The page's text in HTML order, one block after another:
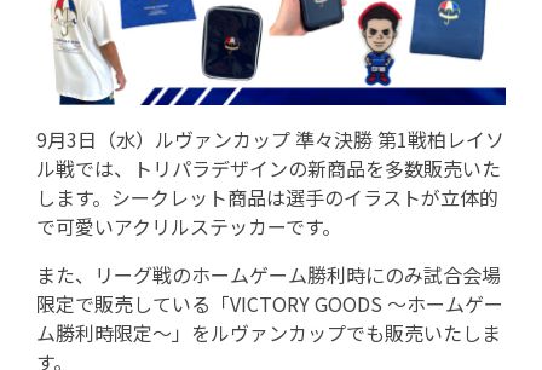
9月3日（水）ルヴァンカップ 準々決勝 第1戦柏レイソ
ル戦では、トリパラデザインの新商品を多数販売いた
します。シークレット商品は選手のイラストが立体的
で可愛いアクリルステッカーです。
また、リーグ戦のホームゲーム勝利時にのみ試合会場
限定で販売している「VICTORY GOODS ～ホームゲー
ム勝利時限定～」をルヴァンカップでも販売いたしま
す。